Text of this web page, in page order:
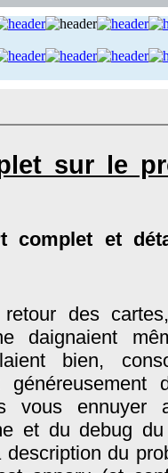
sur le
complet et
des
daignaient
bien,
généreusement
vous ennuyer
et du debug
du